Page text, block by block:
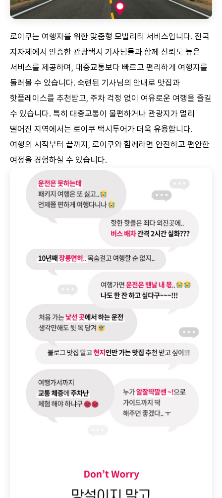
로이쿠는 여행자를 위한 맞춤형 모빌리티 서비스입니다. 전국
지자체에서 인증한 관광택시 기사님들과 함께 신뢰도 높은
서비스를 제공하며, 대중교통보다 빠르고 편리하게 여행지를
둘러볼 수 있습니다. 숙련된 기사님의 안내로 맛집과
핫플레이스를 추천받고, 주차 걱정 없이 여유로운 여행을 즐길
수 있습니다. 특히 대중교통이 불편하거나 관광지가 멀리
떨어진 지역에서는 로이쿠 택시투어가 더욱 유용합니다.
여행의 시작부터 끝까지, 로이쿠와 함께라면 안전하고 편안한
여정을 경험하실 수 있습니다.